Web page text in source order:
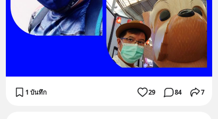
1 บันทึก 29 84 7